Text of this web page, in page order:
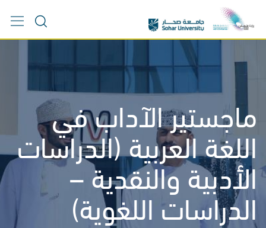
content
ماجستير الآداب في
اللغة العربية (الدراسات
الأدبية والنقدية –
الدراسات اللغوية)